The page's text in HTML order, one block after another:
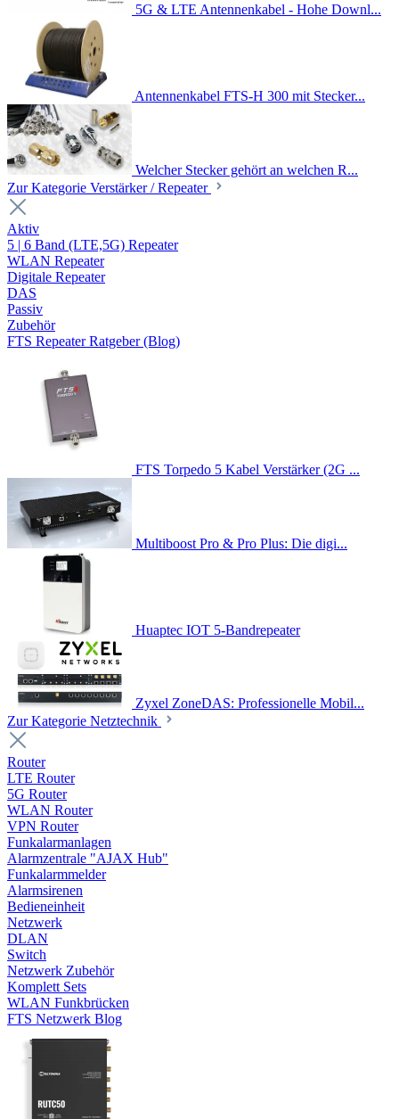
5G & LTE Antennenkabel - Hohe Downl...
Antennenkabel FTS-H 300 mit Stecker...
Welcher Stecker gehört an welchen R...
Zur Kategorie Verstärker / Repeater
Aktiv
5 | 6 Band (LTE,5G) Repeater
WLAN Repeater
Digitale Repeater
DAS
Passiv
Zubehör
FTS Repeater Ratgeber (Blog)
FTS Torpedo 5 Kabel Verstärker (2G ...
Multiboost Pro & Pro Plus: Die digi...
Huaptec IOT 5-Bandrepeater
Zyxel ZoneDAS: Professionelle Mobil...
Zur Kategorie Netztechnik
Router
LTE Router
5G Router
WLAN Router
VPN Router
Funkalarmanlagen
Alarmzentrale "AJAX Hub"
Funkalarmmelder
Alarmsirenen
Bedieneinheit
Netzwerk
DLAN
Switch
Netzwerk Zubehör
Komplett Sets
WLAN Funkbrücken
FTS Netzwerk Blog